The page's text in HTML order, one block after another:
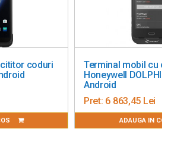
electrostatice
de praf
Terminal mobil cu cititor
Honeywell DOLPHIN CT40 –
6 863,45 Lei
ADAUGA IN COS